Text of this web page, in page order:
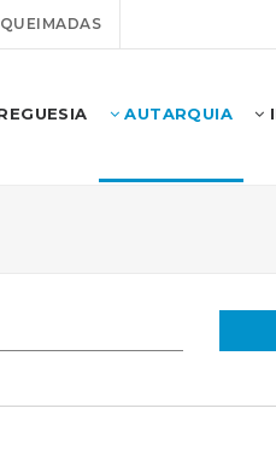
AUTARQUIA